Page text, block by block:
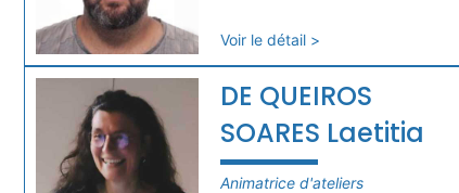
Voir le détail >
DE QUEIROS
SOARES Laetitia
Animatrice d'ateliers